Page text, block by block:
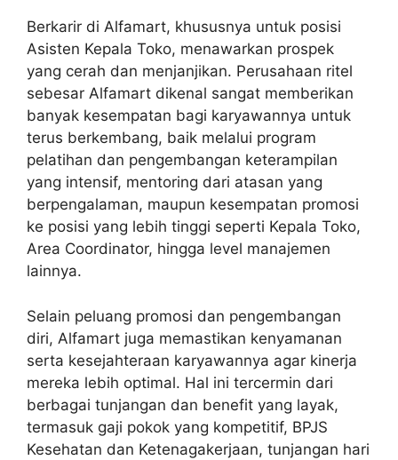
Berkarir di Alfamart, khususnya untuk posisi
Asisten Kepala Toko, menawarkan prospek
yang cerah dan menjanjikan. Perusahaan ritel
sebesar Alfamart dikenal sangat memberikan
banyak kesempatan bagi karyawannya untuk
terus berkembang, baik melalui program
pelatihan dan pengembangan keterampilan
yang intensif, mentoring dari atasan yang
berpengalaman, maupun kesempatan promosi
ke posisi yang lebih tinggi seperti Kepala Toko,
Area Coordinator, hingga level manajemen
lainnya.
Selain peluang promosi dan pengembangan
diri, Alfamart juga memastikan kenyamanan
serta kesejahteraan karyawannya agar kinerja
mereka lebih optimal. Hal ini tercermin dari
berbagai tunjangan dan benefit yang layak,
termasuk gaji pokok yang kompetitif, BPJS
Kesehatan dan Ketenagakerjaan, tunjangan hari